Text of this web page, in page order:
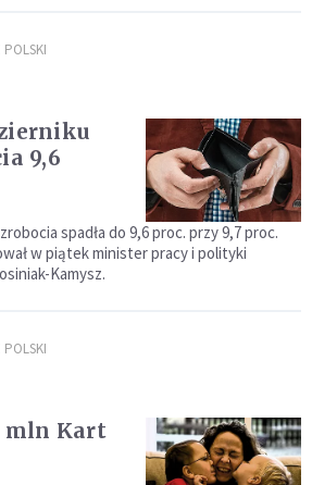
9,6
spadła do 9,6 proc. przy 9,7 proc.
w piątek minister pracy i polityki
Kamysz.
mln Kart